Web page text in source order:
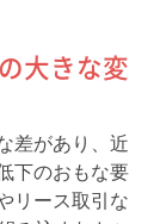
大きな変
差があり、近
下のおもな要
リース取引な